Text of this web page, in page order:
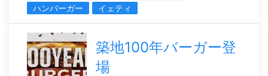
ハンバーガー
イェティ
築地100年バーガー登
場